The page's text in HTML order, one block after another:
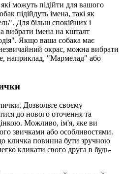
можуть підійти для вашого
підійдуть імена, такі як
Для більш спокійних і
вибрати імена на кшталт
Якщо ваша собака має
окрас, можна вибрати
наприклад, "Мармелад" або
Дозвольте своєму
до нового оточення та
Можливо, ім'я, яке ви
звичками або особливостями.
кличка повинна бути зручною
кликати свого друга в будь-